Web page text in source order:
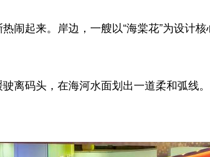
起来。岸边，一艘以“海棠花”为设计
码头，在海河水面划出一道柔和弧线